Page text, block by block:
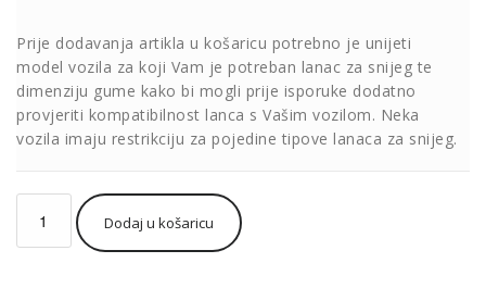
Prije dodavanja artikla u košaricu potrebno je unijeti
model vozila za koji Vam je potreban lanac za snijeg te
dimenziju gume kako bi mogli prije isporuke dodatno
provjeriti kompatibilnost lanca s Vašim vozilom. Neka
vozila imaju restrikciju za pojedine tipove lanaca za snijeg.
snijeg
Dodaj u košaricu